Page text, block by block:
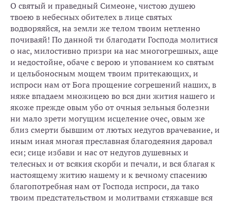
О святый и праведный Симеоне, чистою душею
твоею в небесных обителех в лице святых
водворяяйся, на земли же телом твоим нетленно
почиваяй! По данной ти благодати Господа молитися
о нас, милостивно призри на нас многогрешных, аще
и недостойне, обаче с верою и упованием ко святым
и цельбоносным мощем твоим притекающих, и
испроси нам от Бога прощение согрешений наших, в
няже впадаем множицею во вся дни жития нашего и
якоже прежде овым убо от очныя зельныя болезни
ни мало зрети могущим исцеление очес, овым же
близ смерти бывшим от лютых недугов врачевание, и
иным иная многая преславная благодеяния даровал
еси; сице избави и нас от недугов душевных и
телесных и от всякия скорби и печали, и вся благая к
настоящему житию нашему и к вечному спасению
благопотребная нам от Господа испроси, да тако
твоим предстательством и молитвами стяжавше вся